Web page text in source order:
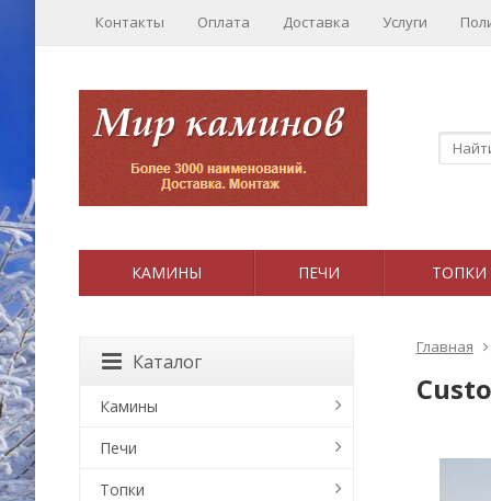
Контакты Оплата Доставка Услуги
КАМИНЫ ПЕЧИ ТОПКИ
Главная
Каталог
Камины
Печи
Топки